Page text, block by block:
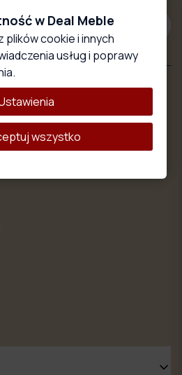
Subskrybuj
- 18:00
w Deal Meble
cookie i innych
usług i poprawy
wszystko